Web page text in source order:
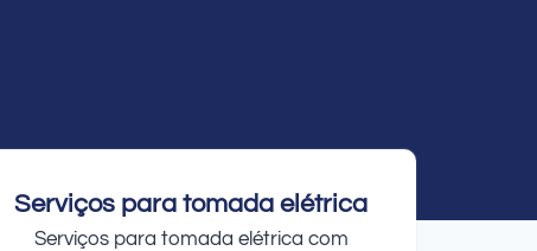
Serviços para tomada elétrica
Serviços para tomada elétrica com